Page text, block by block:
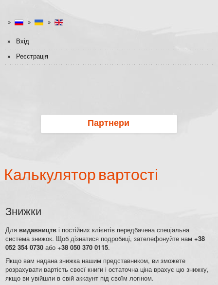
Вхід
Реєстрація
Партнери
Калькулятор вартості
Знижки
Для видавництв і постійних клієнтів передбачена спеціальна
система знижок. Щоб дізнатися подробиці, зателефонуйте нам +38
052 354 0730 або +38 050 370 0115.
Якщо вам надана знижка нашим представником, ви зможете
розрахувати вартість своєї книги і остаточна ціна врахує цю знижку,
якщо ви увійшли в свій аккаунт під своїм логіном.